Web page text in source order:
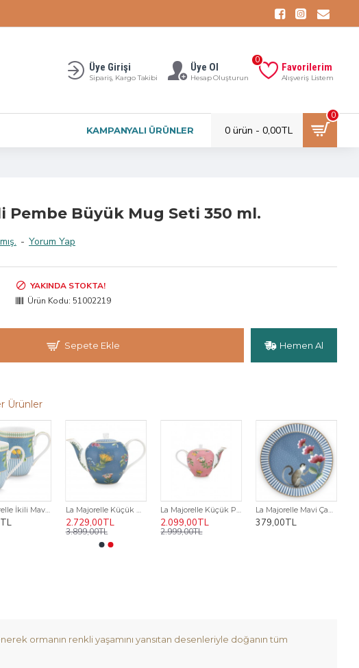
Üye Girişi
Sipariş, Kargo Takibi
Üye Ol
Hesap Oluşturun
Favorilerim
Alışveriş Listem
0
KAMPANYALI ÜRÜNLER 0 ürün - 0,00TL
0
Pembe Büyük Mug Seti 350 ml.
- Yorum Yap
YAKINDA STOKTA!
Ürün Kodu: 51002219
Sepete Ekle Hemen Al
Ürünler
La Majorelle İkili Mavi Küçük Mug Seti 145 ml.
2.729,00TL
3.899,00TL
2.099,00TL
2.999,00TL
379,00TL
ormanın renkli yaşamını yansıtan desenleriyle doğanın tüm